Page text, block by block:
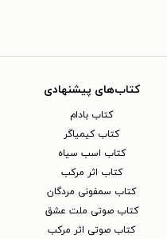
کتاب‌های پیشنهادی
کتاب بادام
کتاب کیمیاگر
کتاب اسب سیاه
کتاب اثر مرکب
کتاب سمفونی مردگان
کتاب صوتی ملت عشق
کتاب صوتی اثر مرکب